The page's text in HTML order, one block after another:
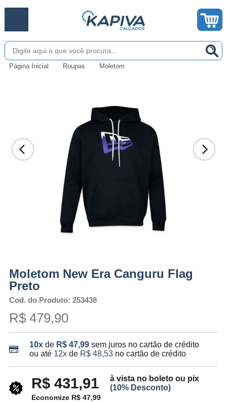
Página Inicial Roupas Moletom
Moletom New Era Canguru Flag
Preto
Cod. do Produto: 253438
R$ 479,90
10xde R$ 47,99 sem juros no cartão de crédito
ou até 12xde R$ 48,53no cartão de crédito
R$ 431,91
à vista no boleto ou pix
(10% Desconto)
Economize R$ 47,99